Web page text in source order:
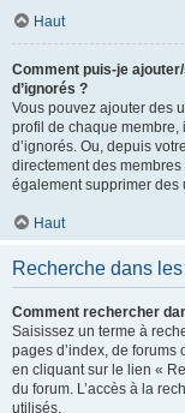
Haut
Comment puis-je
d’ignorés ?
Vous pouvez ajouter des
profil de chaque membre,
d’ignorés. Ou, depuis
directement des
également supprimer des
Haut
Recherche dans
Comment rechercher
Saisissez un terme à
pages d’index, de
en cliquant sur le lien «
du forum. L’accès à la
utilisés.